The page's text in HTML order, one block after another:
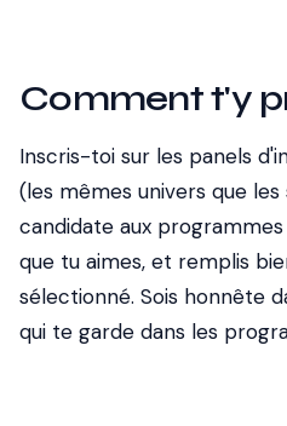
Comment t'y
Inscris-toi sur les panels
(les mêmes univers que
candidate aux
que tu aimes, et remplis
sélectionné. Sois honnête
qui te garde dans les